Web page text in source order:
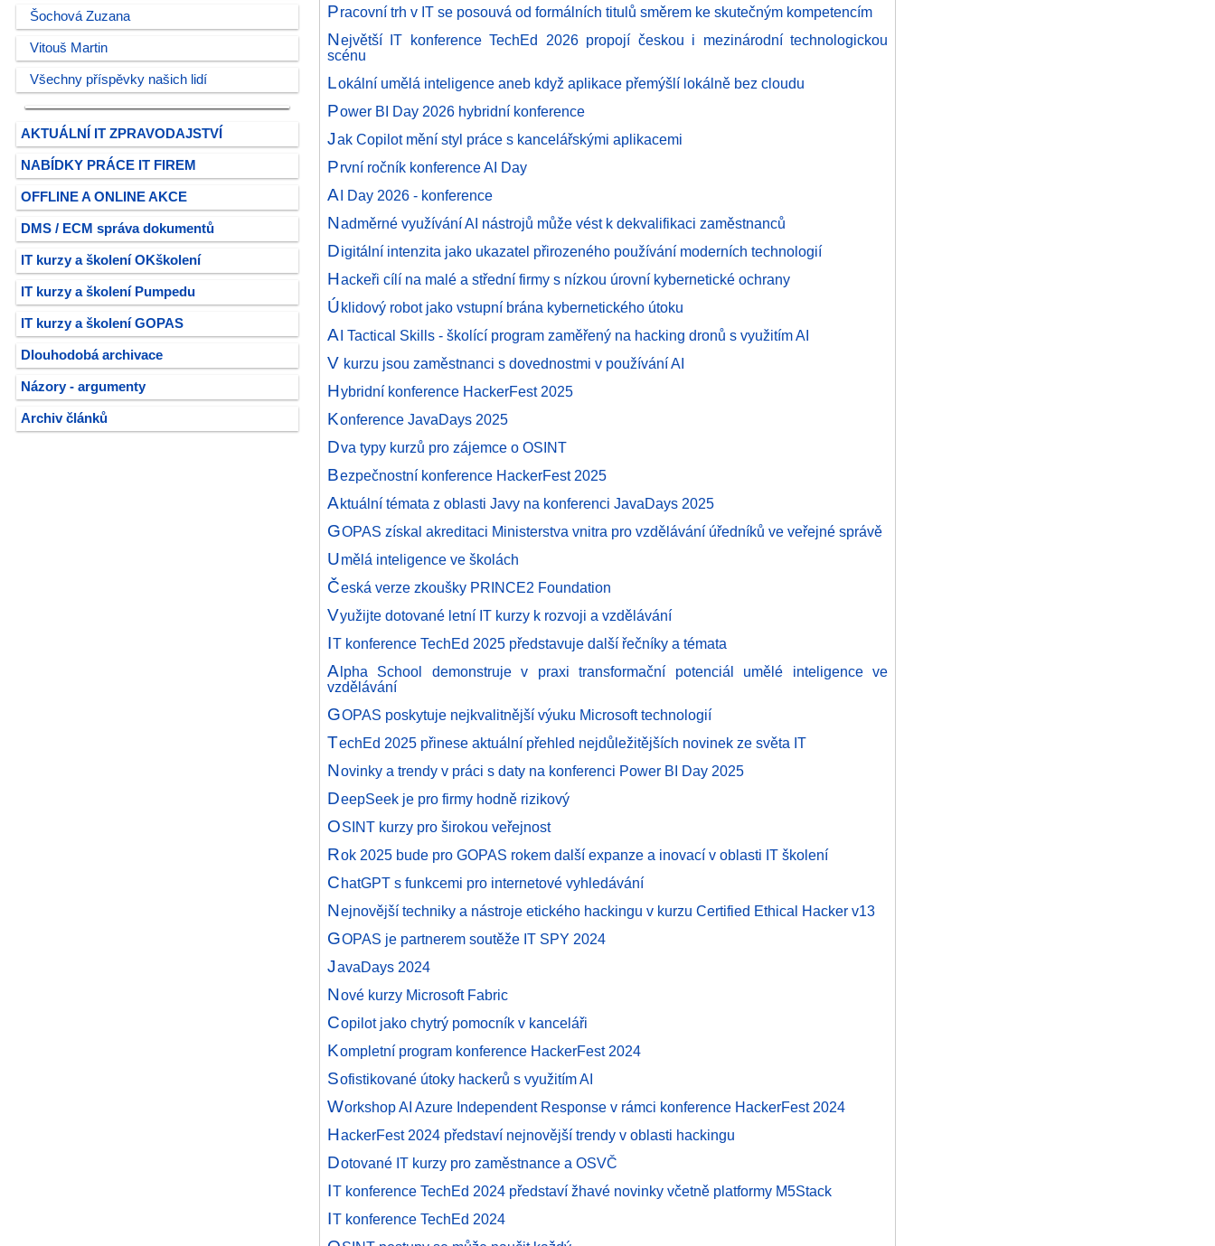
Šochová Zuzana
Vitouš Martin
Všechny příspěvky našich lidí
AKTUÁLNÍ IT ZPRAVODAJSTVÍ
NABÍDKY PRÁCE IT FIREM
OFFLINE A ONLINE AKCE
DMS / ECM správa dokumentů
IT kurzy a školení OKškolení
IT kurzy a školení Pumpedu
IT kurzy a školení GOPAS
Dlouhodobá archivace
Názory - argumenty
Archiv článků
Pracovní trh v IT se posouvá od formálních titulů směrem ke skutečným kompetencím
Největší IT konference TechEd 2026 propojí českou i mezinárodní technologickou
scénu
Lokální umělá inteligence aneb když aplikace přemýšlí lokálně bez cloudu
Power BI Day 2026 hybridní konference
Jak Copilot mění styl práce s kancelářskými aplikacemi
První ročník konference AI Day
AI Day 2026 - konference
Nadměrné využívání AI nástrojů může vést k dekvalifikaci zaměstnanců
Digitální intenzita jako ukazatel přirozeného používání moderních technologií
Hackeři cílí na malé a střední firmy s nízkou úrovní kybernetické ochrany
Úklidový robot jako vstupní brána kybernetického útoku
AI Tactical Skills - školící program zaměřený na hacking dronů s využitím AI
V kurzu jsou zaměstnanci s dovednostmi v používání AI
Hybridní konference HackerFest 2025
Konference JavaDays 2025
Dva typy kurzů pro zájemce o OSINT
Bezpečnostní konference HackerFest 2025
Aktuální témata z oblasti Javy na konferenci JavaDays 2025
GOPAS získal akreditaci Ministerstva vnitra pro vzdělávání úředníků ve veřejné správě
Umělá inteligence ve školách
Česká verze zkoušky PRINCE2 Foundation
Využijte dotované letní IT kurzy k rozvoji a vzdělávání
IT konference TechEd 2025 představuje další řečníky a témata
Alpha School demonstruje v praxi transformační potenciál umělé inteligence ve
vzdělávání
GOPAS poskytuje nejkvalitnější výuku Microsoft technologií
TechEd 2025 přinese aktuální přehled nejdůležitějších novinek ze světa IT
Novinky a trendy v práci s daty na konferenci Power BI Day 2025
DeepSeek je pro firmy hodně rizikový
OSINT kurzy pro širokou veřejnost
Rok 2025 bude pro GOPAS rokem další expanze a inovací v oblasti IT školení
ChatGPT s funkcemi pro internetové vyhledávání
Nejnovější techniky a nástroje etického hackingu v kurzu Certified Ethical Hacker v13
GOPAS je partnerem soutěže IT SPY 2024
JavaDays 2024
Nové kurzy Microsoft Fabric
Copilot jako chytrý pomocník v kanceláři
Kompletní program konference HackerFest 2024
Sofistikované útoky hackerů s využitím AI
Workshop AI Azure Independent Response v rámci konference HackerFest 2024
HackerFest 2024 představí nejnovější trendy v oblasti hackingu
Dotované IT kurzy pro zaměstnance a OSVČ
IT konference TechEd 2024 představí žhavé novinky včetně platformy M5Stack
IT konference TechEd 2024